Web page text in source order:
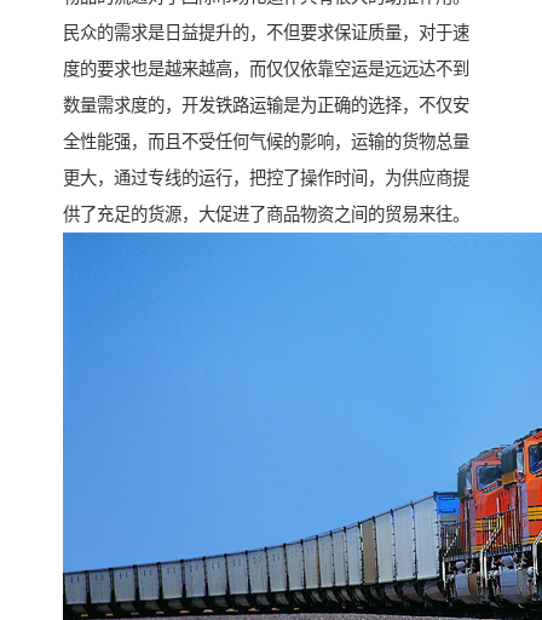
民众的需求是日益提升的，不但要求保证质量，对于速
度的要求也是越来越高，而仅仅依靠空运是远远达不到
数量需求度的，开发铁路运输是为正确的选择，不仅安
全性能强，而且不受任何气候的影响，运输的货物总量
更大，通过专线的运行，把控了操作时间，为供应商提
供了充足的货源，大促进了商品物资之间的贸易来往。